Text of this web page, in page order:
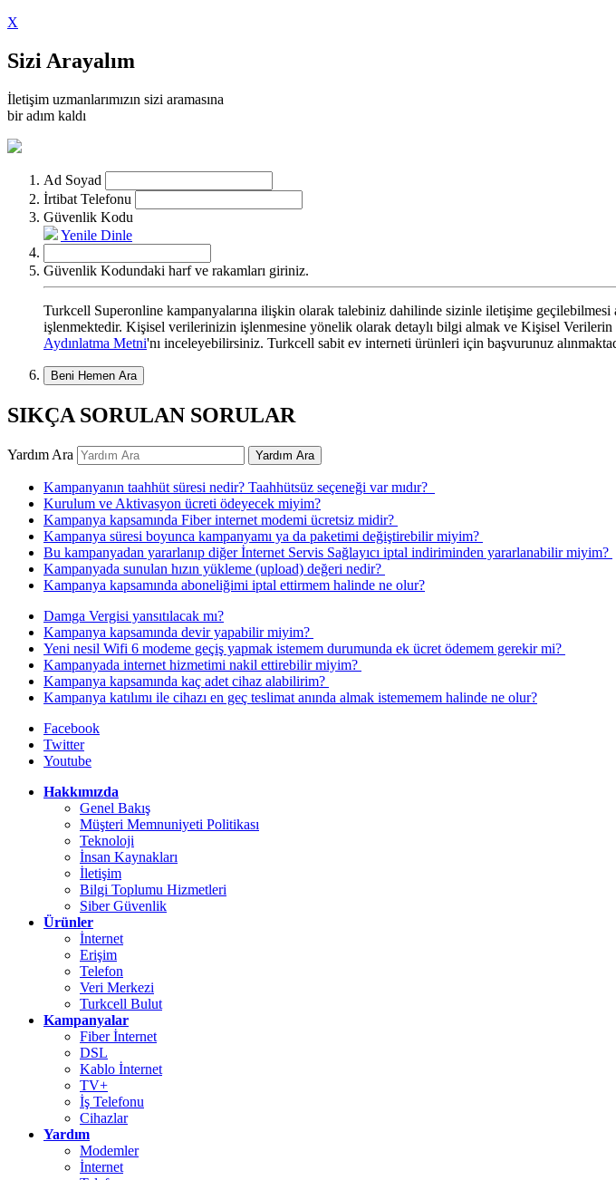
X
Sizi Arayalım
İletişim uzmanlarımızın sizi aramasına
bir adım kaldı
Ad Soyad
İrtibat Telefonu
Güvenlik Kodu
Yenile Dinle
Güvenlik Kodundaki harf ve rakamları giriniz.
Turkcell Superonline kampanyalarına ilişkin olarak talebiniz dahilinde sizinle iletişime
işlenmektedir. Kişisel verilerinizin işlenmesine yönelik olarak detaylı bilgi almak ve Kişisel Verilerin
Aydınlatma Metni'nı inceleyebilirsiniz. Turkcell sabit ev interneti ürünleri için başvurunuz
Beni Hemen Ara
SIKÇA SORULAN SORULAR
Yardım Ara Yardım Ara
​Kampanyanın taahhüt süresi nedir? Taahhütsüz seçeneği var mıdır? ​ ​
​Kurulum ve Aktivasyon ücreti ödeyecek miyim?
​Kampanya kapsamında Fiber internet modemi ücretsiz midir? ​​
​Kampanya süresi boyunca kampanyamı ya da paketimi değiştirebilir miyim? ​
​Bu kampanyadan yararlanıp diğer İnternet Servis Sağlayıcı iptal indiriminden yararlanabilir miyim? ​​
​Kampanyada sunulan hızın yükleme (upload) değeri nedir? ​
​Kampanya kapsamında aboneliğimi iptal ettirmem halinde ne olur?
Damga Vergisi yansıtılacak mı?​​
​Kampanya kapsamında devir yapabilir miyim? ​
​Yeni nesil Wifi 6 modeme geçiş yapmak istemem durumunda ek ücret ödemem gerekir mi? ​​
​Kampanyada internet hizmetimi nakil ettirebilir miyim? ​​
Kampanya kapsamında kaç adet cihaz alabilirim? ​
​Kampanya katılımı ile cihazı en geç teslimat anında almak istememem halinde ne olur?
Facebook
Twitter
Youtube
Hakkımızda
Genel Bakış
Müşteri Memnuniyeti Politikası
Teknoloji
İnsan Kaynakları
İletişim
Bilgi Toplumu Hizmetleri
Siber Güvenlik
Ürünler
İnternet
Erişim
Telefon
Veri Merkezi
Turkcell Bulut
Kampanyalar
Fiber İnternet
DSL
Kablo İnternet
TV+
İş Telefonu
Cihazlar
Yardım
Modemler
İnternet